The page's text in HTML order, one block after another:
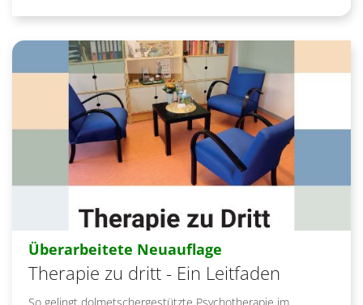
Überarbeitete Neuauflage
Therapie zu dritt - Ein Leitfaden